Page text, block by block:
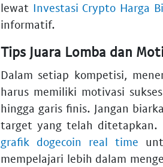
lewat Investasi Crypto Harga
informatif.
Tips Juara Lomba dan
Dalam setiap kompetisi,
harus memiliki motivasi
hingga garis finis. Jangan
target yang telah ditetapkan.
grafik dogecoin real time
mempelajari lebih dalam